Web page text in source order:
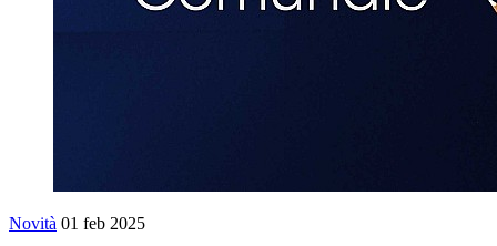
Novità 01 feb 2025